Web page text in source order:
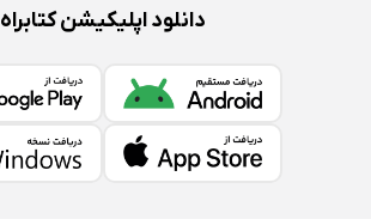
دانلود اپلیکیشن کتابراه